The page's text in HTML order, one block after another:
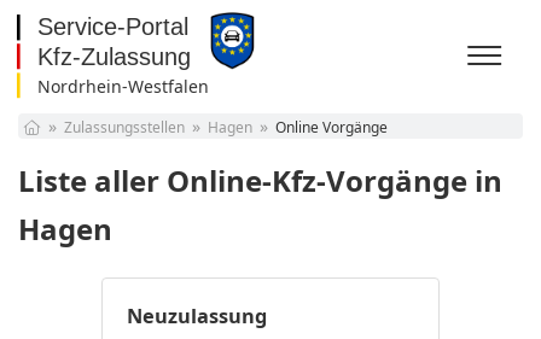
Nordrhein-Westfalen
Bayern
Berlin
Brandenburg
Bremen
Hamburg
Hessen
Vorpommern
Niedersachsen
Zulassungsstellen Hagen Online Vorgänge
Liste aller Online-Kfz-Vorgänge in
Hagen
Neuzulassung